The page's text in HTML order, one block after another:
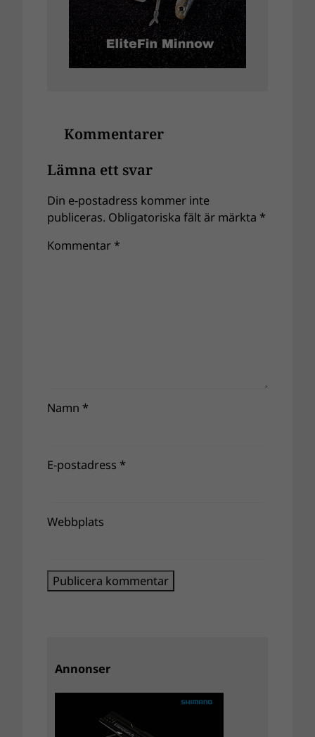
Kommentarer
Lämna ett svar
Din e-postadress kommer inte
publiceras. Obligatoriska fält är märkta *
Kommentar *
Namn *
E-postadress *
Webbplats
Annonser